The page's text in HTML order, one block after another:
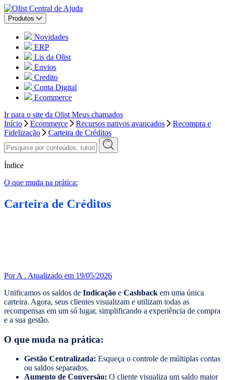
Central de Ajuda
Produtos
Novidades
ERP
Lis da Olist
Envios
Credito
Conta Digital
Ecommerce
Ir para o site da Olist Meus chamados
Início
Ecommerce Recursos nativos avançados
Recompra e
Fidelização
Carteira de Créditos
Índice
O que muda na prática:
Carteira de Créditos
Por A . Atualizado em 19/05/2026
Unificamos os saldos de Indicação e Cashback em uma única
carteira. Agora, seus clientes visualizam e utilizam todas as
recompensas em um só lugar, simplificando a experiência de compra
e a sua gestão.
O que muda na prática:
Gestão Centralizada: Esqueça o controle de múltiplas contas
ou saldos separados.
Aumento de Conversão: O cliente visualiza um saldo maior